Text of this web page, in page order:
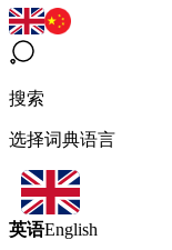
搜索
选择词典语言
英语English